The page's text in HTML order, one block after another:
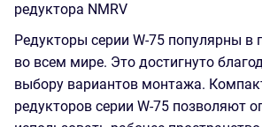
редуктора NMRV
Редукторы серии W-75 популярны
во всем мире. Это достигнуто
выбору вариантов монтажа.
редукторов серии W-75 позволяют